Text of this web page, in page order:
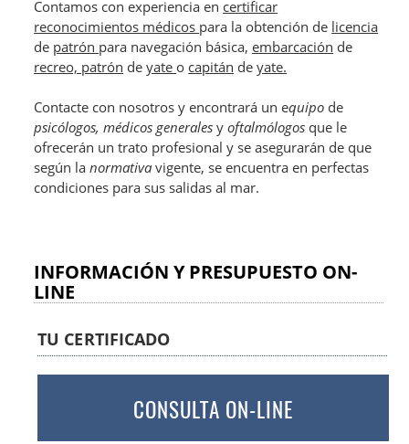
Contamos con experiencia en certificar
reconocimientos médicos para la obtención de licencia
de patrón para navegación básica,embarcación de
recreo, patrón deyate o capitán deyate.
Contacte con nosotros y encontrará un equipo de
psicólogos, médicos generales yoftalmólogos que le
ofrecerán un trato profesional y se asegurarán de que
según lanormativavigente, se encuentra en perfectas
condiciones para sus salidas al mar.
INFORMACIÓN Y PRESUPUESTO ON-
LINE
TU CERTIFICADO
CONSULTA ON-LINE